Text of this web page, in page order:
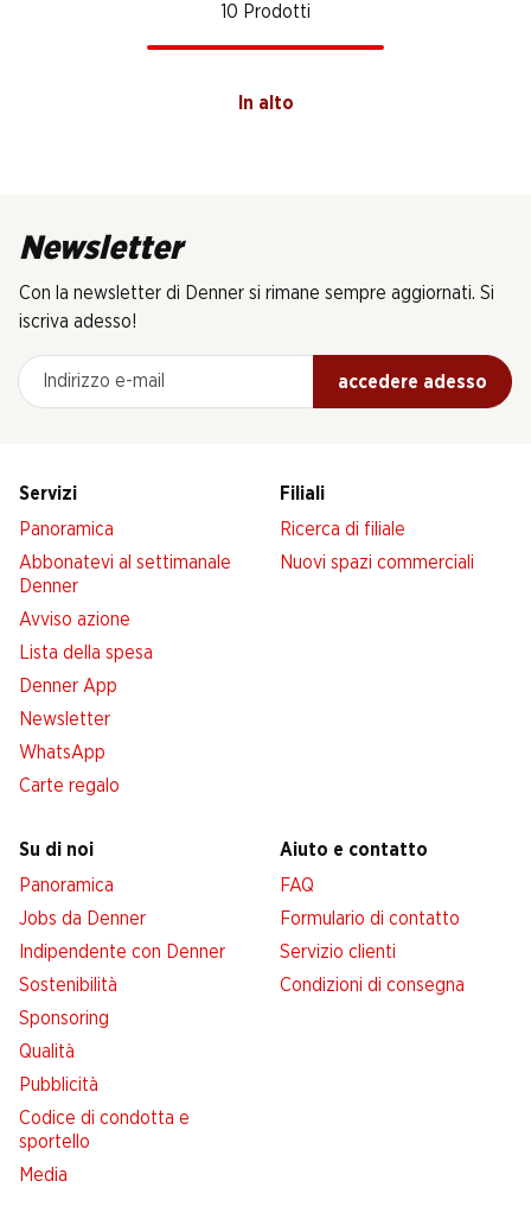
10 Prodotti
In alto
Newsletter
Con la newsletter di Denner si rimane sempre aggiornati. Si
iscriva adesso!
Indirizzo e-mail
accedere adesso
Servizi
Panoramica
Abbonatevi al settimanale
Denner
Avviso azione
Lista della spesa
Denner App
Newsletter
WhatsApp
Carte regalo
Filiali
Ricerca di filiale
Nuovi spazi commerciali
Su di noi
Panoramica
Jobs da Denner
Indipendente con Denner
Sostenibilità
Sponsoring
Qualità
Pubblicità
Codice di condotta e
sportello
Media
Aiuto e contatto
FAQ
Formulario di contatto
Servizio clienti
Condizioni di consegna